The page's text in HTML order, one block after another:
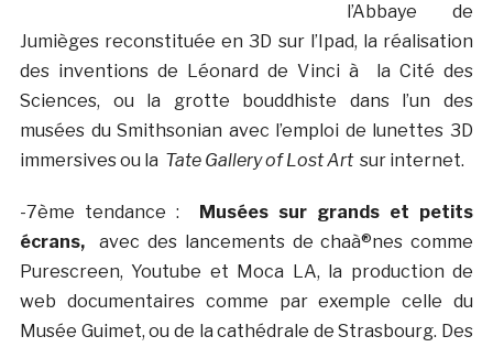
l’Abbaye de
Jumièges reconstituée en 3D sur l’Ipad, la réalisation
des inventions de Léonard de Vinci à la Cité des
Sciences, ou la grotte bouddhiste dans l’un des
musées du Smithsonian avec l’emploi de lunettes 3D
immersives ou la Tate Gallery of Lost Art sur internet.
-7ème tendance : Musées sur grands et petits
écrans,avec des lancements de chaà®nes comme
Purescreen, Youtube et Moca LA, la production de
web documentaires comme par exemple celle du
Musée Guimet, ou de la cathédrale de Strasbourg. Des